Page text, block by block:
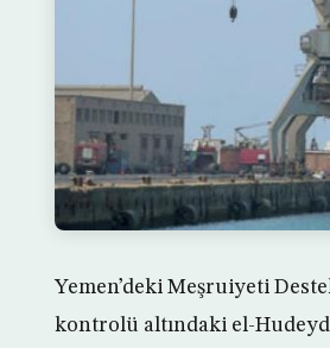
Yemen’deki Meşruiyeti
kontrolü altındaki el-